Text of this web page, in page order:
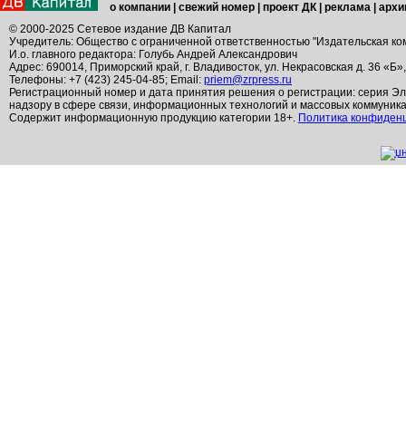
о компании свежий номер проект ДК реклама
© 2000-2025 Сетевое издание ДВ Капитал
Учредитель: Общество с ограниченной ответственностью "Издательская
И.о. главного редактора: Голубь Андрей Александрович
Адрес: 690014, Приморский край, г. Владивосток, ул. Некрасовская д. 36
Телефоны: +7 (423) 245-04-85; Email: priem@zrpress.ru
Регистрационный номер и дата принятия решения о регистрации: серия
надзору в сфере связи, информационных технологий и массовых
Содержит информационную продукцию категории 18+. Политика